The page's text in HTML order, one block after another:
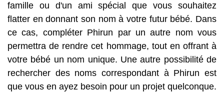
famille ou d'un ami spécial que vous souhaitez
flatter en donnant son nom à votre futur bébé. Dans
ce cas, compléter Phirun par un autre nom vous
permettra de rendre cet hommage, tout en offrant à
votre bébé un nom unique. Une autre possibilité de
rechercher des noms correspondant à Phirun est
que vous en ayez besoin pour un projet quelconque.